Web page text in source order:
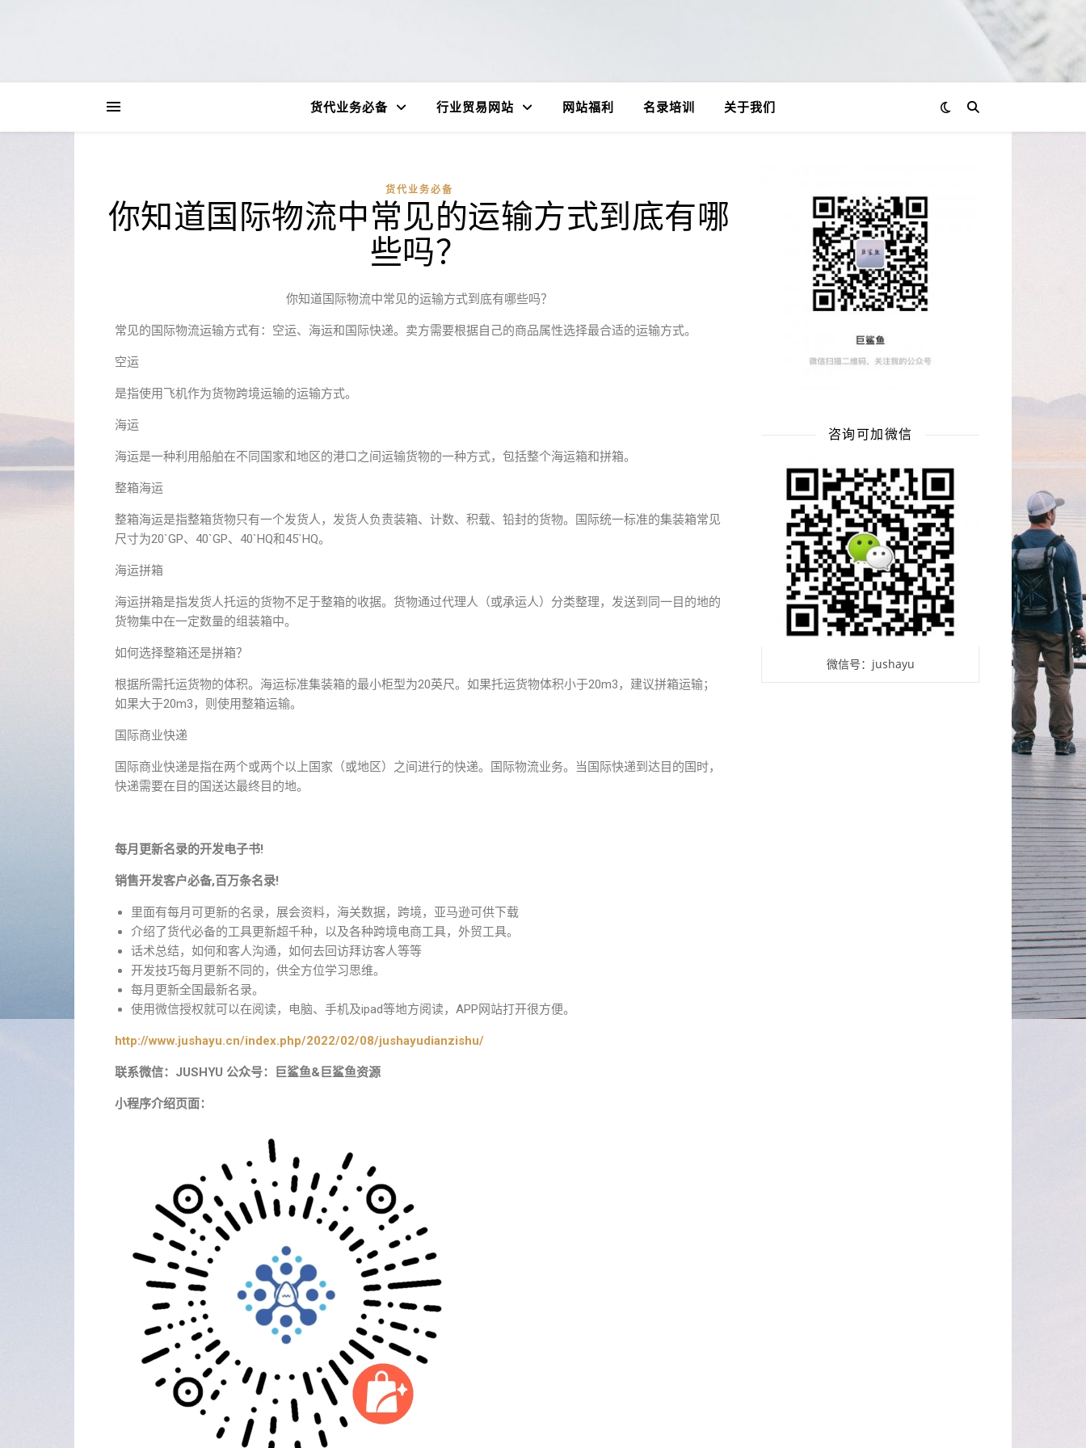
货代业务必备 行业贸易网站 网站福利 名录培训 关于我们
货代业务必备
你知道国际物流中常见的运输方式到底有哪
些吗？
你知道国际物流中常见的运输方式到底有哪些吗？
常见的国际物流运输方式有：空运、海运和国际快递。卖方需要根据自己的商品属性选择最合适的运输方式。
空运
是指使用飞机作为货物跨境运输的运输方式。
海运
海运是一种利用船舶在不同国家和地区的港口之间运输货物的一种方式，包括整个海运箱和拼箱。
整箱海运
整箱海运是指整箱货物只有一个发货人，发货人负责装箱、计数、积载、铅封的货物。国际统一标准的集装箱常见
尺寸为20`GP、40`GP、40`HQ和45`HQ。
海运拼箱
海运拼箱是指发货人托运的货物不足于整箱的收据。货物通过代理人（或承运人）分类整理，发送到同一目的地的
货物集中在一定数量的组装箱中。
如何选择整箱还是拼箱？
根据所需托运货物的体积。海运标准集装箱的最小柜型为20英尺。如果托运货物体积小于20m3，建议拼箱运输；
如果大于20m3，则使用整箱运输。
国际商业快递
国际商业快递是指在两个或两个以上国家（或地区）之间进行的快递。国际物流业务。当国际快递到达目的国时，
快递需要在目的国送达最终目的地。
每月更新名录的开发电子书!
销售开发客户必备,百万条名录!
里面有每月可更新的名录，展会资料，海关数据，跨境，亚马逊可供下载
介绍了货代必备的工具更新超千种，以及各种跨境电商工具，外贸工具。
话术总结，如何和客人沟通，如何去回访拜访客人等等
开发技巧每月更新不同的，供全方位学习思维。
每月更新全国最新名录。
使用微信授权就可以在阅读，电脑、手机及ipad等地方阅读，APP网站打开很方便。
http://www.jushayu.cn/index.php/2022/02/08/jushayudianzishu/
联系微信：JUSHYU 公众号：巨鲨鱼&巨鲨鱼资源
小程序介绍页面：
咨询可加微信
微信号：jushayu